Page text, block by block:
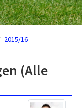
2015/16
(Alle